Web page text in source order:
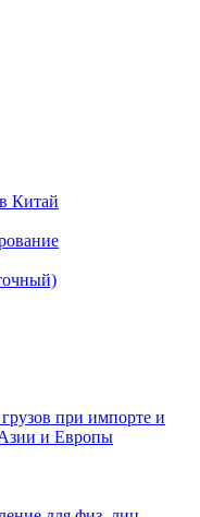
Китай
при импорте и
и Европы